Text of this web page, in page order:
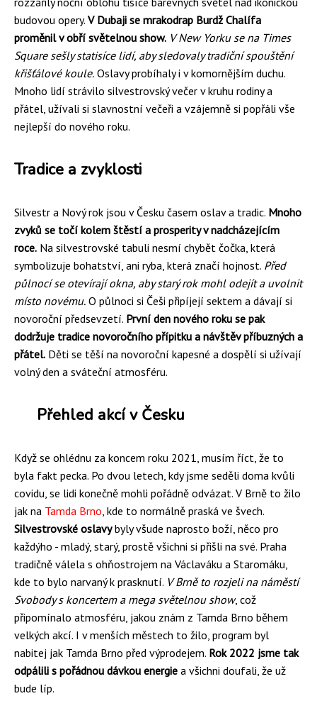
budovou opery. V Dubaji se mrakodrap Burdž Chalífa
proměnil v obří světelnou show. V New Yorku se na Times
Square sešly statisíce lidí, aby sledovaly tradiční spouštění
křišťálové koule. Oslavy probíhaly i v komornějším duchu.
Mnoho lidí strávilo silvestrovský večer v kruhu rodiny a
přátel, užívali si slavnostní večeři a vzájemně si popřáli vše
nejlepší do nového roku.
Tradice a zvyklosti
Silvestr a Nový rok jsou v Česku časem oslav a tradic. Mnoho
zvyků se točí kolem štěstí a prosperity v nadcházejícím
roce. Na silvestrovské tabuli nesmí chybět čočka, která
symbolizuje bohatství, ani ryba, která značí hojnost. Před
půlnocí se otevírají okna, aby starý rok mohl odejít a uvolnit
místo novému. O půlnoci si Češi připíjejí sektem a dávají si
novoroční předsevzetí. První den nového roku se pak
dodržuje tradice novoročního přípitku a návštěv příbuzných a
přátel. Děti se těší na novoroční kapesné a dospělí si užívají
volný den a sváteční atmosféru.
Přehled akcí v Česku
Když se ohlédnu za koncem roku 2021, musím říct, že to
byla fakt pecka. Po dvou letech, kdy jsme seděli doma kvůli
covidu, se lidi konečně mohli pořádně odvázat. V Brně to žilo
jak na Tamda Brno , kde to normálně praská ve švech.
Silvestrovské oslavybyly všude naprosto boží, něco pro
každýho - mladý, starý, prostě všichni si přišli na své. Praha
tradičně válela s ohňostrojem na Václaváku a Staromáku,
kde to bylo narvaný k prasknutí. V Brně to rozjeli na náměstí
Svobody s koncertem a mega světelnou show, což
připomínalo atmosféru, jakou znám z Tamda Brno během
velkých akcí. I v menších městech to žilo, program byl
nabitej jak Tamda Brno před výprodejem. Rok 2022 jsme tak
odpálili s pořádnou dávkou energie a všichni doufali, že už
bude líp.